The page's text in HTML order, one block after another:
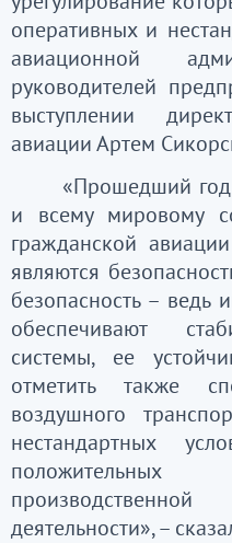
оперативных и
авиационной
руководителей
выступлении
авиации Артем
«Прошедший
и всему мировому
гражданской
являются
безопасность – ведь
обеспечивают
системы, ее
отметить также
воздушного
нестандартных
деятельности», –